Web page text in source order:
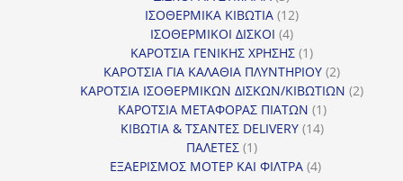
προϊόντα
ΙΣΟΘΕΡΜΙΚΑ ΚΙΒΩΤΙΑ 1212
ΙΣΟΘΕΡΜΙΚΟΙ ΔΙΣΚΟΙ 44
προϊόντα
ΚΑΡΟΤΣΙΑ ΓΕΝΙΚΗΣ ΧΡΗΣΗΣ 11
προϊόν
ΚΑΡΟΤΣΙΑ ΓΙΑ ΚΑΛΑΘΙΑ ΠΛΥΝΤΗΡΙΟΥ 22
προϊόντα
ΚΑΡΟΤΣΙΑ ΙΣΟΘΕΡΜΙΚΩΝ ΔΙΣΚΩΝ/ΚΙΒΩΤΙΩΝ 22
ΚΑΡΟΤΣΙΑ ΜΕΤΑΦΟΡΑΣ ΠΙΑΤΩΝ 11
προϊόν
ΚΙΒΩΤΙΑ & ΤΣΑΝΤΕΣ DELIVERY 1414
ΠΑΛΕΤΕΣ 11
προϊόν
ΕΞΑΕΡΙΣΜΟΣ ΜΟΤΕΡ ΚΑΙ ΦΙΛΤΡΑ 44